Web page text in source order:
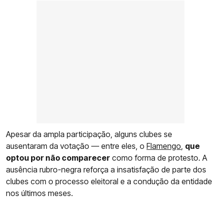
Apesar da ampla participação, alguns clubes se
ausentaram da votação — entre eles, o Flamengo, que
optou por não comparecer como forma de protesto. A
ausência rubro-negra reforça a insatisfação de parte dos
clubes com o processo eleitoral e a condução da entidade
nos últimos meses.